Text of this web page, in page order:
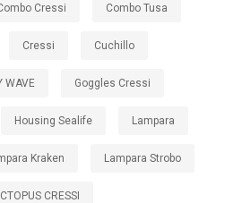
Cressi Combo Tusa
Cressi Cuchillo
WAVE Goggles Cressi
Housing Sealife Lampara
Kraken Lampara Strobo
CRESSI